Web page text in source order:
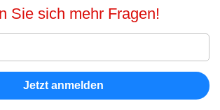
Sie sich mehr Fragen!
Jetzt anmelden